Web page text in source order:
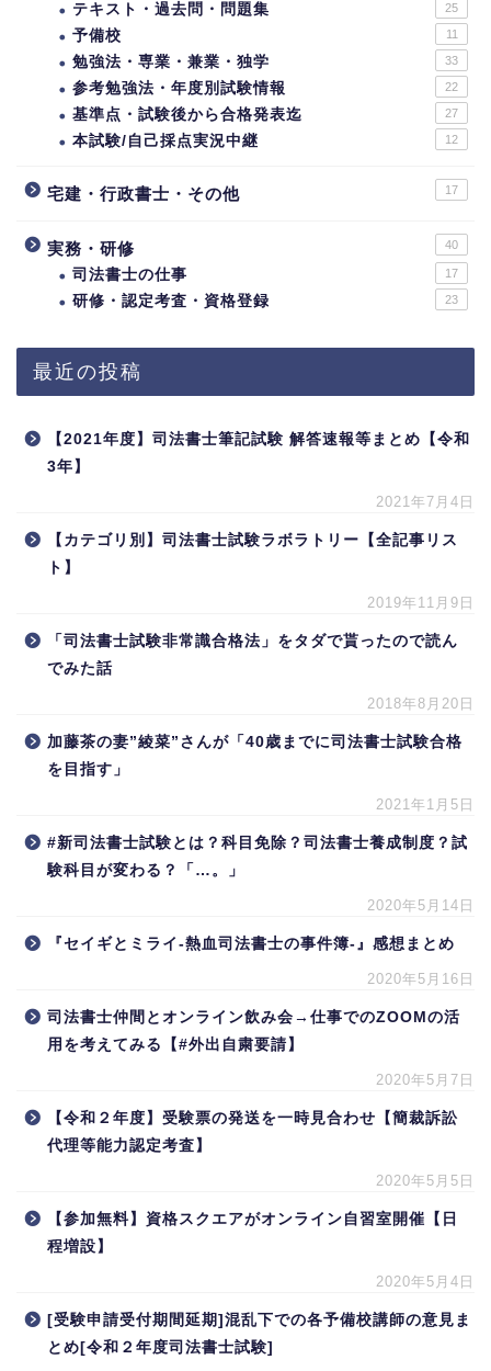
テキスト・過去問・問題集 25
予備校 11
勉強法・専業・兼業・独学 33
参考勉強法・年度別試験情報 22
基準点・試験後から合格発表迄 27
本試験/自己採点実況中継 12
宅建・行政書士・その他 17
実務・研修 40
司法書士の仕事 17
研修・認定考査・資格登録 23
最近の投稿
【2021年度】司法書士筆記試験 解答速報等まとめ【令和
3年】
2021年7月4日
【カテゴリ別】司法書士試験ラボラトリー【全記事リス
ト】
2019年11月9日
「司法書士試験非常識合格法」をタダで貰ったので読ん
でみた話
2018年8月20日
加藤茶の妻”綾菜”さんが「40歳までに司法書士試験合格
を目指す」
2021年1月5日
#新司法書士試験とは？科目免除？司法書士養成制度？試
験科目が変わる？「…。」
2020年5月14日
『セイギとミライ-熱血司法書士の事件簿-』感想まとめ
2020年5月16日
司法書士仲間とオンライン飲み会→仕事でのZOOMの活
用を考えてみる【#外出自粛要請】
2020年5月7日
【令和２年度】受験票の発送を一時見合わせ【簡裁訴訟
代理等能力認定考査】
2020年5月5日
【参加無料】資格スクエアがオンライン自習室開催【日
程増設】
2020年5月4日
[受験申請受付期間延期]混乱下での各予備校講師の意見ま
とめ[令和２年度司法書士試験]